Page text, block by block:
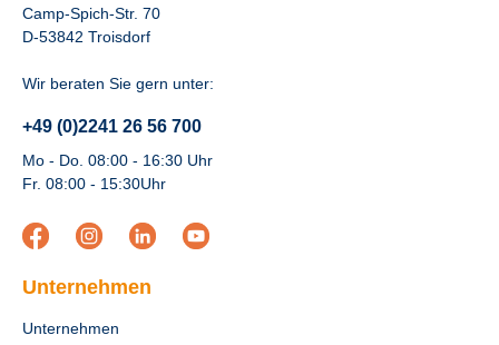
Camp-Spich-Str. 70
D-53842 Troisdorf
Wir beraten Sie gern unter:
+49 (0)2241 26 56 700
Mo - Do. 08:00 - 16:30 Uhr
Fr. 08:00 - 15:30Uhr
Unternehmen
Unternehmen